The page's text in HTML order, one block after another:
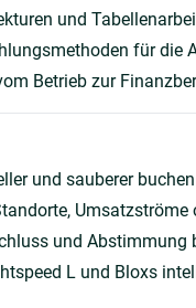
und
für die
Betrieb zur
und sauberer
und Abstimmung
L und Bloxs